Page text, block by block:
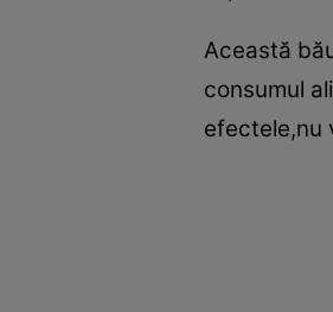
Această
consumul
efectele,nu